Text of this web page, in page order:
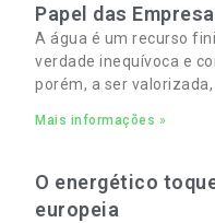
Papel das
A água é um recurso
verdade inequívoca e
porém, a ser
Mais informações »
O energético
europeia